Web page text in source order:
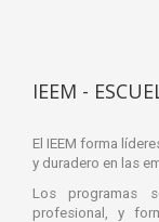
IEEM -
El IEEM forma
y duradero en las
Los programas
profesional, y